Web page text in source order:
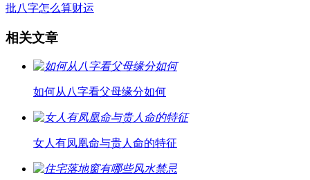
批八字怎么算财运
相关文章
如何从八字看父母缘分如何
女人有凤凰命与贵人命的特征